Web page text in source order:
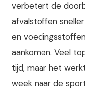
verbetert de
afvalstoffen
en
aankomen. Veel
tijd, maar het
week naar de